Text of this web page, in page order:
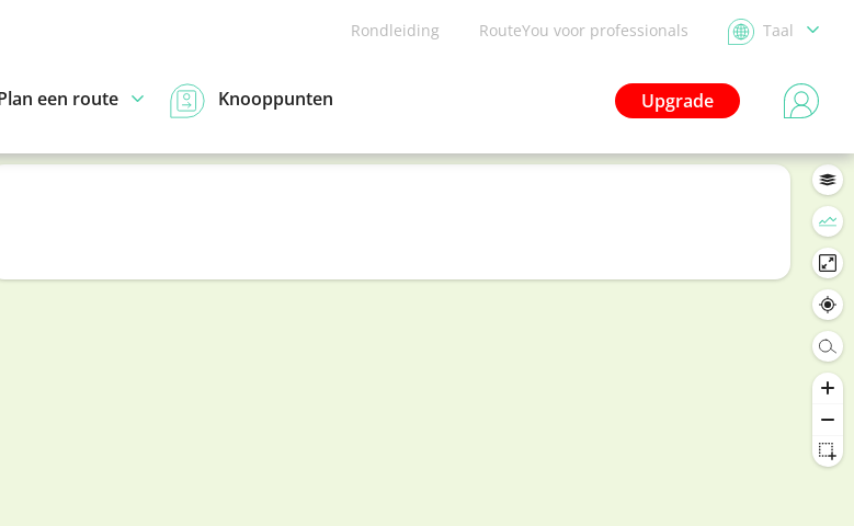
Rondleiding RouteYou voor professionals Taal
Upgrade
een route Knooppunten